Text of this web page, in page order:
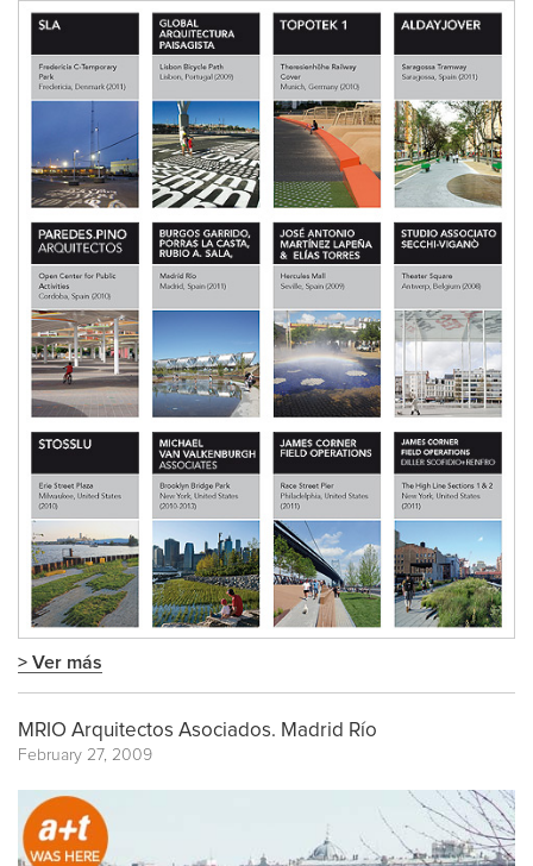
> Ver más
MRIO Arquitectos Asociados. Madrid Río
February 27, 2009